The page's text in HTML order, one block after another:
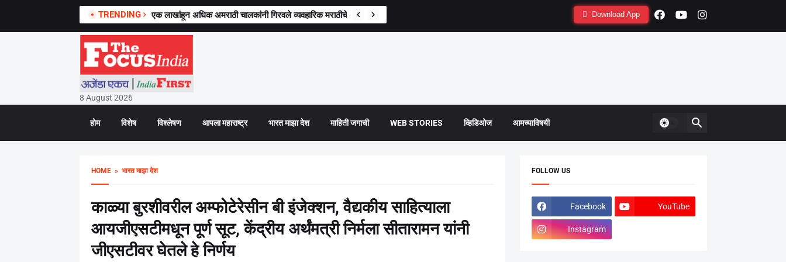
TRENDING एक लाखांहून अधिक अमराठी चालकांनी गिरवले व्यवहारिक मराठीचे धडे, परिवहन मंत्री प्रताप सरनाईक यांची माहिती Download App
8 August 2026
होम विशेष विश्लेषण आपला महाराष्ट्र भारत माझा देश माहिती जगाची WEB STORIES व्हिडिओज आमच्याविषयी
HOME» भारत माझा देश
काळ्या बुरशीवरील अम्फोटेरेसीन बी इंजेक्शन, वैद्यकीय साहित्याला
आयजीएसटीमधून पूर्ण सूट, केंद्रीय अर्थंमत्री निर्मला सीतारामन यांनी
जीएसटीवर घेतले हे निर्णय
FOLLOW US
Facebook YouTube
Instagram